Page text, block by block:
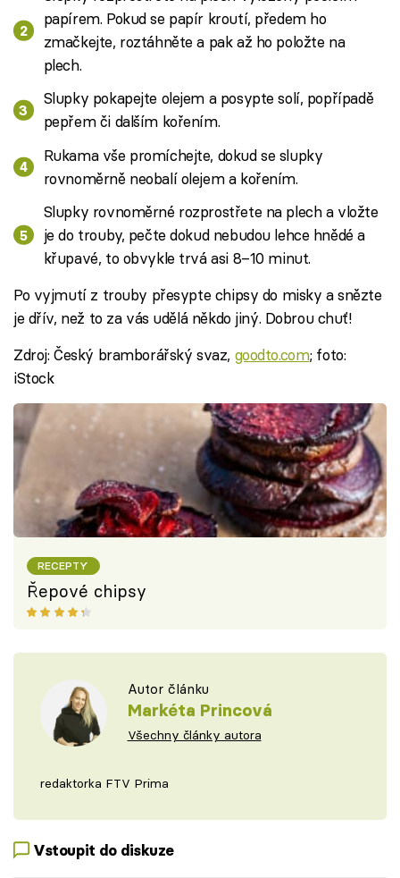
papírem. Pokud se papír kroutí, předem ho
zmačkejte, roztáhněte a pak až ho položte na
plech.
Slupky pokapejte olejem a posypte solí, popřípadě
pepřem či dalším kořením.
Rukama vše promíchejte, dokud se slupky
rovnoměrně neobalí olejem a kořením.
Slupky rovnoměrné rozprostřete na plech a vložte
je do trouby, pečte dokud nebudou lehce hnědé a
křupavé, to obvykle trvá asi 8–10 minut.
Po vyjmutí z trouby přesypte chipsy do misky a snězte
je dřív, než to za vás udělá někdo jiný. Dobrou chuť!
Zdroj: Český bramborářský svaz, goodto.com; foto:
iStock
RECEPTY
Řepové chipsy
Autor článku
Markéta Princová
Všechny články autora
redaktorka FTV Prima
Vstoupit do diskuze